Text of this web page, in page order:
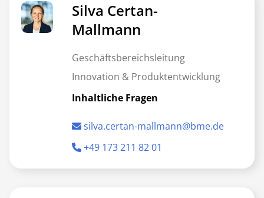
Silva Certan-
Mallmann
Geschäftsbereichsleitung
Innovation & Produktentwicklung
Inhaltliche Fragen
silva.certan-mallmann@bme.de
+49 173 211 82 01